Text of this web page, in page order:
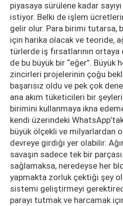
piyasaya sürülene kadar
istiyor. Belki de işlem
gelir olur. Para birimi tutarsa,
için harika olacak ve teoride,
türlerde iş fırsatlarının ortaya
de bu büyük bir “eğer”. Büyük
zincirleri projelerinin çoğu
başarısız oldu ve pek çok
ana akım tüketicileri bir
birimini kullanmaya ikna
kendi üzerindeki
büyük ölçekli ve milyarlardan
devreye girdiği yer olabilir.
savaşın sadece tek bir
sağlamaksa, neredeyse her
yapmakta zorluk çektiği şey
sistemi geliştirmeyi
parayı tutmak ve harcamak